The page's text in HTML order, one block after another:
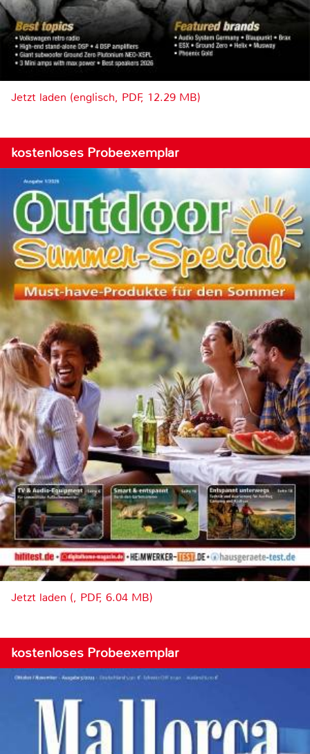
Jetzt laden (englisch, PDF, 12.29 MB)
kostenloses Probeexemplar
Jetzt laden (, PDF, 6.04 MB)
kostenloses Probeexemplar